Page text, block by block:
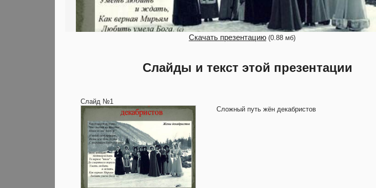
Скачать презентацию (0.88 мб)
Слайды и текст этой презентации
Слайд №1
Сложный путь жён декабристов